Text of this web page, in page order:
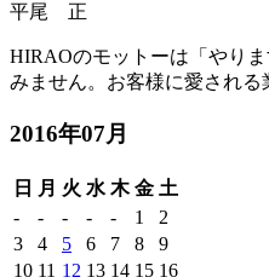
平尾 正
HIRAOのモットーは「やり
みません。お客様に愛される
2016年07月
日 月 火 水 木 金 土
-
- - - - 1
2
3
4 5 6 7 8
9
10 11 12 13 14 15 16